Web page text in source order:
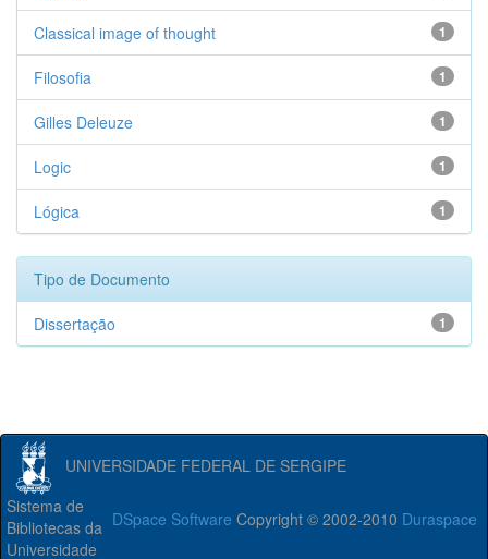
1
Classical image of thought
1
Filosofia
1
Gilles Deleuze
1
Logic
1
Lógica
Tipo de Documento
1
Dissertação
UNIVERSIDADE FEDERAL DE SERGIPE
DSpace Software Copyright © 2002-2010 Duraspace
Sistema de
Bibliotecas da
Universidade